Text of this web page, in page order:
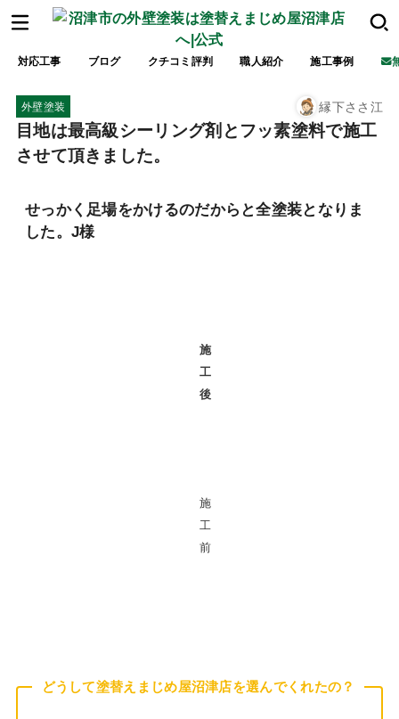
対応工事 ブログ クチコミ評判 職人紹介 施工事例
外壁塗装 縁下ささ江
目地は最高級シーリング剤とフッ素塗料で施工
させて頂きました。
せっかく足場をかけるのだからと全塗装となりま
した。J様
施
工
後
施
工
前
どうして塗替えまじめ屋沼津店を選んでくれたの？